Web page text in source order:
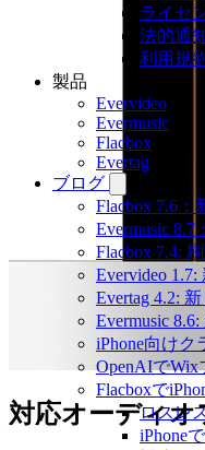
ライセ
法的通
利用規
製品
Evervideo
Evermusic
Flacbox
Evertag
ブログ
Flacbox 7.6
Evermusic
Flacbox 7.4:
Evervideo
Evertag 4.2:
Evermusic
iPhone向け
OpenAIでWix
Flacboxで
ロスレ
iPhone
対応オーディオ